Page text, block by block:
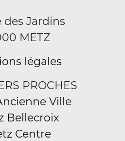
des Jardins
METZ
légales
PROCHES
Ville
Bellecroix
Centre